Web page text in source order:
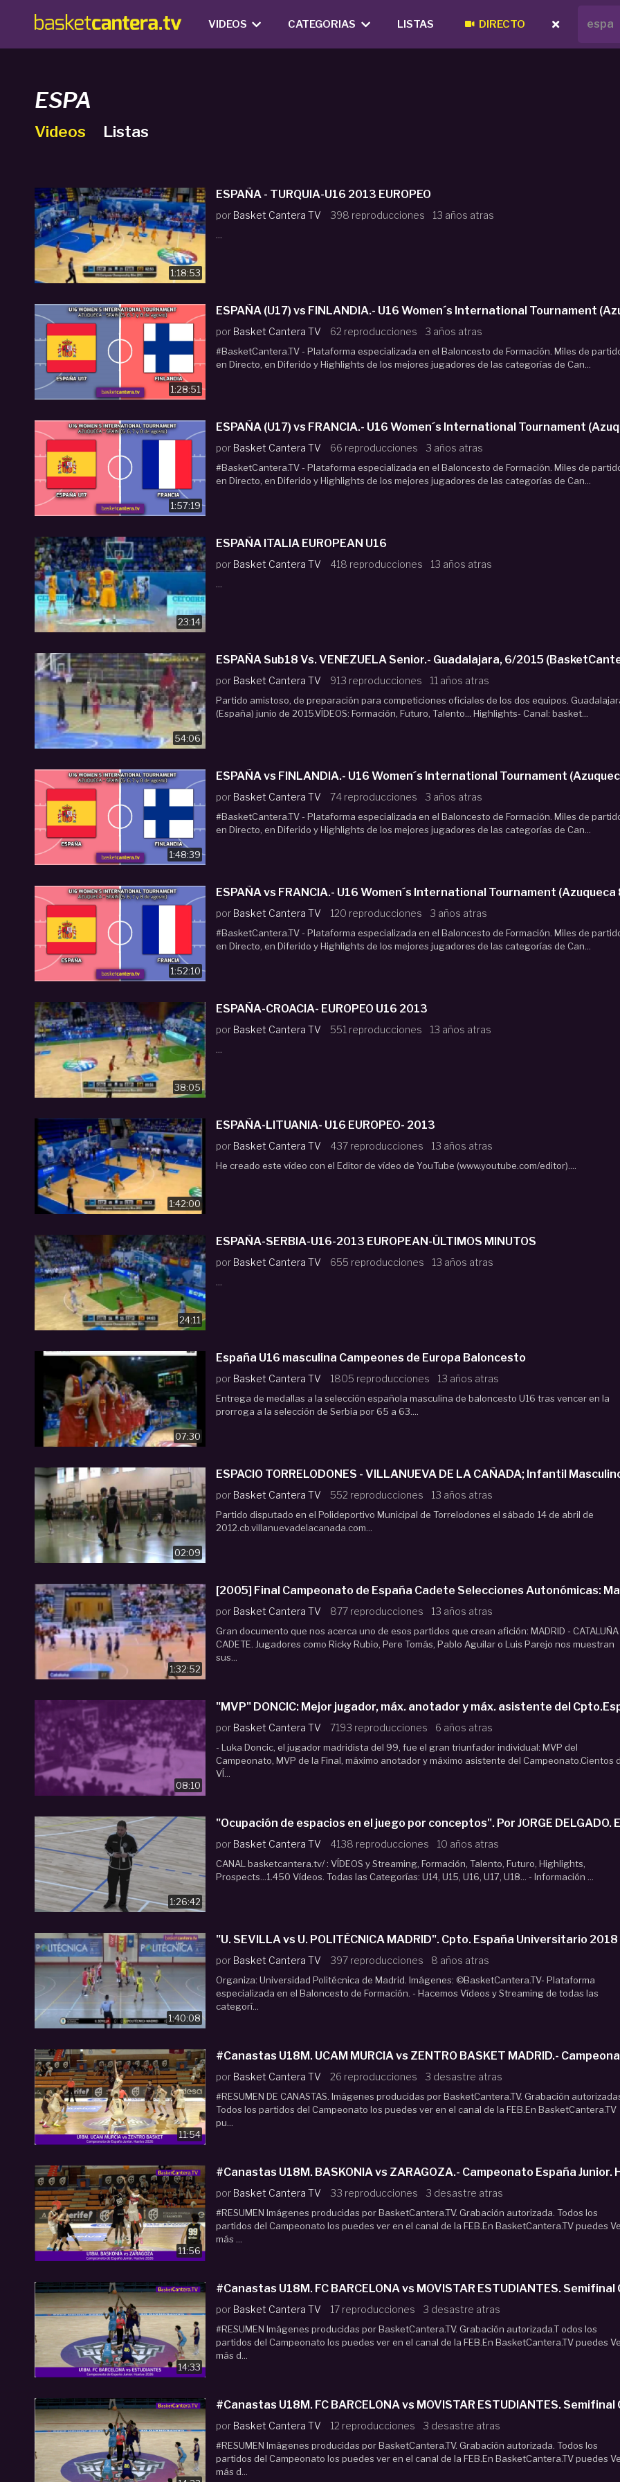
VIDEOS CATEGORIAS LISTAS DIRECTO
ESPA
Videos Listas
1:18:53
ESPAÑA - TURQUIA-U16 2013 EUROPEO
por Basket Cantera TV 398 reproducciones 13 años atras
...
1:28:51
ESPAÑA (U17) vs FINLANDIA.- U16 Women´s International Tournament
por Basket Cantera TV 62 reproducciones 3 años atras
#BasketCantera.TV - Plataforma especializada en el Baloncesto de Formación. Miles de
en Directo, en Diferido y Highlights de los mejores jugadores de las categorías de Can...
1:57:19
ESPAÑA (U17) vs FRANCIA.- U16 Women´s International Tournament
por Basket Cantera TV 66 reproducciones 3 años atras
#BasketCantera.TV - Plataforma especializada en el Baloncesto de Formación. Miles de
en Directo, en Diferido y Highlights de los mejores jugadores de las categorías de Can...
23:14
ESPAÑA ITALIA EUROPEAN U16
por Basket Cantera TV 418 reproducciones 13 años atras
...
54:06
ESPAÑA Sub18 Vs. VENEZUELA Senior.- Guadalajara, 6/2015
por Basket Cantera TV 913 reproducciones 11 años atras
Partido amistoso, de preparación para competiciones oficiales de los dos equipos.
(España) junio de 2015.VÍDEOS: Formación, Futuro, Talento... Highlights- Canal: basket...
1:48:39
ESPAÑA vs FINLANDIA.- U16 Women´s International Tournament
por Basket Cantera TV 74 reproducciones 3 años atras
#BasketCantera.TV - Plataforma especializada en el Baloncesto de Formación. Miles de
en Directo, en Diferido y Highlights de los mejores jugadores de las categorías de Can...
1:52:10
ESPAÑA vs FRANCIA.- U16 Women´s International Tournament
por Basket Cantera TV 120 reproducciones 3 años atras
#BasketCantera.TV - Plataforma especializada en el Baloncesto de Formación. Miles de
en Directo, en Diferido y Highlights de los mejores jugadores de las categorías de Can...
38:05
ESPAÑA-CROACIA- EUROPEO U16 2013
por Basket Cantera TV 551 reproducciones 13 años atras
...
1:42:00
ESPAÑA-LITUANIA- U16 EUROPEO- 2013
por Basket Cantera TV 437 reproducciones 13 años atras
He creado este vídeo con el Editor de vídeo de YouTube (www.youtube.com/editor)....
24:11
ESPAÑA-SERBIA-U16-2013 EUROPEAN-ÚLTIMOS MINUTOS
por Basket Cantera TV 655 reproducciones 13 años atras
...
07:30
España U16 masculina Campeones de Europa Baloncesto
por Basket Cantera TV 1805 reproducciones 13 años atras
Entrega de medallas a la selección española masculina de baloncesto U16 tras vencer en la
prorroga a la selección de Serbia por 65 a 63....
02:09
ESPACIO TORRELODONES - VILLANUEVA DE LA CAÑADA; Infantil
por Basket Cantera TV 552 reproducciones 13 años atras
Partido disputado en el Polideportivo Municipal de Torrelodones el sábado 14 de abril de
2012.cb.villanuevadelacanada.com...
1:32:52
[2005] Final Campeonato de España Cadete Selecciones Autonómicas:
por Basket Cantera TV 877 reproducciones 13 años atras
Gran documento que nos acerca uno de esos partidos que crean afición: MADRID - CATALUÑA
CADETE. Jugadores como Ricky Rubio, Pere Tomás, Pablo Aguilar o Luis Parejo nos muestran
sus...
08:10
"MVP" DONCIC: Mejor jugador, máx. anotador y máx. asistente del
por Basket Cantera TV 7193 reproducciones 6 años atras
- Luka Doncic, el jugador madridista del 99, fue el gran triunfador individual: MVP del
Campeonato, MVP de la Final, máximo anotador y máximo asistente del Campeonato.Cientos
VÍ...
1:26:42
"Ocupación de espacios en el juego por conceptos". Por JORGE
por Basket Cantera TV 4138 reproducciones 10 años atras
CANAL basketcantera.tv/ : VÍDEOS y Streaming, Formación, Talento, Futuro, Highlights,
Prospects...1.450 Vídeos. Todas las Categorías: U14, U15, U16, U17, U18... - Información ...
1:40:08
"U. SEVILLA vs U. POLITÉCNICA MADRID". Cpto. España Universitario
por Basket Cantera TV 397 reproducciones 8 años atras
Organiza: Universidad Politécnica de Madrid. Imágenes: ©BasketCantera.TV- Plataforma
especializada en el Baloncesto de Formación. - Hacemos Vídeos y Streaming de todas las
categorí...
11:54
#Canastas U18M. UCAM MURCIA vs ZENTRO BASKET MADRID.-
por Basket Cantera TV 26 reproducciones 3 desastre atras
#RESUMEN DE CANASTAS. Imágenes producidas por BasketCantera.TV. Grabación
Todos los partidos del Campeonato los puedes ver en el canal de la FEB.En BasketCantera.TV
pu...
11:56
#Canastas U18M. BASKONIA vs ZARAGOZA.- Campeonato España Junior.
por Basket Cantera TV 33 reproducciones 3 desastre atras
#RESUMEN Imágenes producidas por BasketCantera.TV. Grabación autorizada. Todos los
partidos del Campeonato los puedes ver en el canal de la FEB.En BasketCantera.TV puedes
más ...
14:33
#Canastas U18M. FC BARCELONA vs MOVISTAR ESTUDIANTES.
por Basket Cantera TV 17 reproducciones 3 desastre atras
#RESUMEN Imágenes producidas por BasketCantera.TV. Grabación autorizada.T odos los
partidos del Campeonato los puedes ver en el canal de la FEB.En BasketCantera.TV puedes
más d...
#Canastas U18M. FC BARCELONA vs MOVISTAR ESTUDIANTES.
por Basket Cantera TV 12 reproducciones 3 desastre atras
#RESUMEN Imágenes producidas por BasketCantera.TV. Grabación autorizada. Todos los
partidos del Campeonato los puedes ver en el canal de la FEB.En BasketCantera.TV puedes
más d...